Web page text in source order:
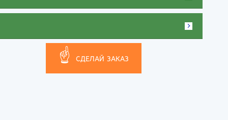
☝ СДЕЛАЙ ЗАКАЗ